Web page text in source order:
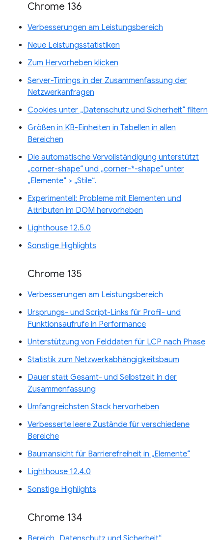
Chrome 136
Verbesserungen am Leistungsbereich
Neue Leistungsstatistiken
Zum Hervorheben klicken
Server-Timings in der Zusammenfassung der
Netzwerkanfragen
Cookies unter „Datenschutz und Sicherheit“ filtern
Größen in KB-Einheiten in Tabellen in allen
Bereichen
Die automatische Vervollständigung unterstützt
„corner-shape“ und „corner-*-shape“ unter
„Elemente“ > „Stile“.
Experimentell: Probleme mit Elementen und
Attributen im DOM hervorheben
Lighthouse 12.5.0
Sonstige Highlights
Chrome 135
Verbesserungen am Leistungsbereich
Ursprungs- und Script-Links für Profil- und
Funktionsaufrufe in Performance
Unterstützung von Felddaten für LCP nach Phase
Statistik zum Netzwerkabhängigkeitsbaum
Dauer statt Gesamt- und Selbstzeit in der
Zusammenfassung
Umfangreichsten Stack hervorheben
Verbesserte leere Zustände für verschiedene
Bereiche
Baumansicht für Barrierefreiheit in „Elemente“
Lighthouse 12.4.0
Sonstige Highlights
Chrome 134